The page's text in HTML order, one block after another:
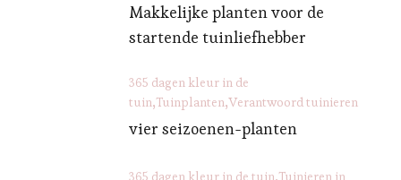
Makkelijke planten voor de
startende tuinliefhebber
365 dagen kleur in de
tuin Tuinplanten Verantwoord tuinieren
vier seizoenen-planten
365 dagen kleur in de tuin Tuinieren in